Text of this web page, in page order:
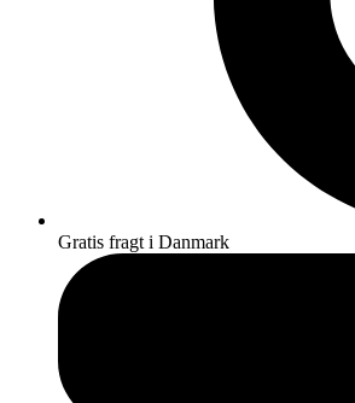
Gratis fragt i Danmark